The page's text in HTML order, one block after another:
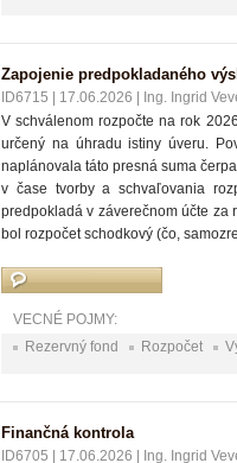
Zapojenie predpokladaného
ID6715 17.06.2026
Ing. Ingrid
V schválenom rozpočte na rok
určený na úhradu istiny úveru.
naplánovala táto presná suma
v čase tvorby a schvaľovania
predpokladá v záverečnom účte za
bol rozpočet schodkový (čo,
VECNÉ POJMY:
Rezervný fond
Rozpočet
Finančná kontrola
ID6705 17.06.2026
Ing. Ingrid